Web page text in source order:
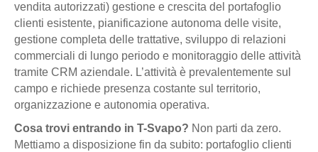
vendita autorizzati) gestione e crescita del portafoglio
clienti esistente, pianificazione autonoma delle visite,
gestione completa delle trattative, sviluppo di relazioni
commerciali di lungo periodo e monitoraggio delle attività
tramite CRM aziendale. L’attività è prevalentemente sul
campo e richiede presenza costante sul territorio,
organizzazione e autonomia operativa.
Cosa trovi entrando in T-Svapo? Non parti da zero.
Mettiamo a disposizione fin da subito: portafoglio clienti